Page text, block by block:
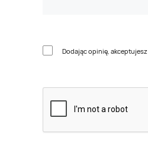
Dodając opinię, akceptujesz